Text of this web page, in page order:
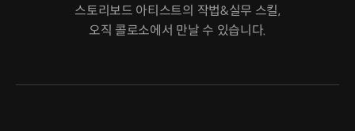
스토리보드 아티스트의 작법&실무 스킬,
오직 콜로소에서 만날 수 있습니다.